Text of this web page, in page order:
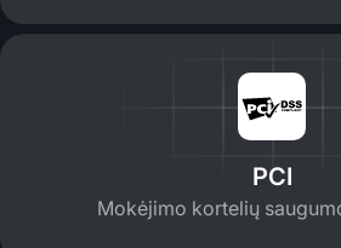
PCI
Mokėjimo kortelių